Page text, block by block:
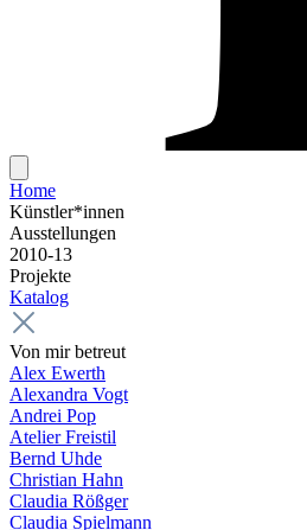
Home
Künstler*innen
Ausstellungen
2010-13
Projekte
Katalog
Von mir betreut
Alex Ewerth
Alexandra Vogt
Andrei Pop
Atelier Freistil
Bernd Uhde
Christian Hahn
Claudia Rößger
Claudia Spielmann